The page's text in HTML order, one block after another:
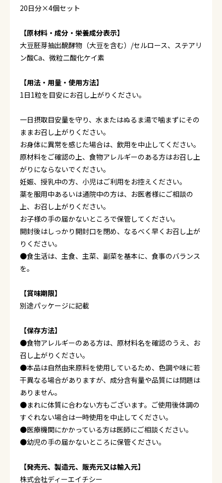
20日分×4個セット
【原材料・成分・栄養成分表示】
大豆胚芽抽出醗酵物（大豆を含む）/セルロース、ステアリ
ン酸Ca、微粒二酸化ケイ素
【用法・用量・使用方法】
1日1粒を目安にお召し上がりください。
一日摂取目安量を守り、水またはぬるま湯で噛まずにその
ままお召し上がりください。
お身体に異常を感じた場合は、飲用を中止してください。
原材料をご確認の上、食物アレルギーのある方はお召し上
がりにならないでください。
妊娠、授乳中の方、小児はご利用をお控えください。
薬を服用中あるいは通院中の方は、お医者様にご相談の
上、お召し上がりください。
お子様の手の届かないところで保管してください。
開封後はしっかり開封口を閉め、なるべく早くお召し上が
りください。
●食生活は、主食、主菜、副菜を基本に、食事のバランス
を。
【賞味期限】
別途パッケージに記載
【保存方法】
●食物アレルギーのある方は、原材料名を確認のうえ、お
召し上がりください。
●本品は自然由来原料を使用しているため、色調や味に若
干異なる場合がありますが、成分含有量や品質には問題は
ありません。
●まれに体質に合わない方もございます。ご使用後体調の
すぐれない場合は一時使用を中止してください。
●医療機関にかかっている方は医師にご相談ください。
●幼児の手の届かないところに保管ください。
【発売元、製造元、販売元又は輸入元】
株式会社ディーエイチシー